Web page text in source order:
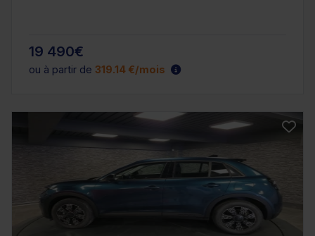
19 490€
ou à partir de 319.14 €/mois